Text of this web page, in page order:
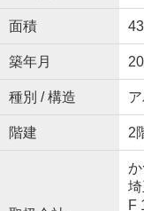
面積
築年月
種別 / 構造
階建 2
F